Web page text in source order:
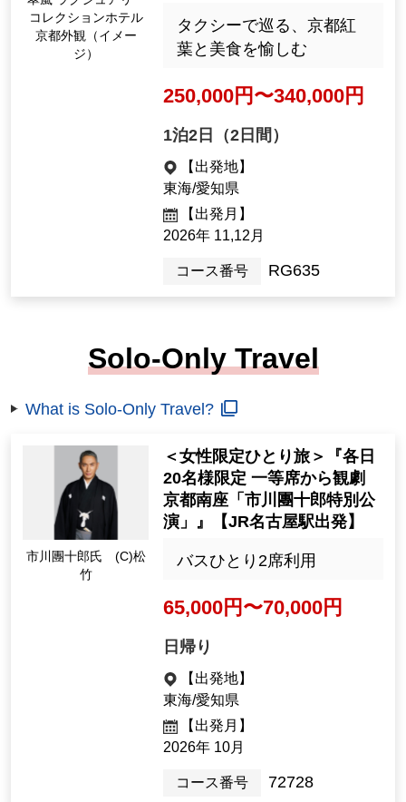
コレクションホテル
京都外観（イメー
ジ）
タクシーで巡る、京都紅
葉と美食を愉しむ
250,000円〜340,000円
1泊2日（2日間）
【出発地】
東海/愛知県
【出発月】
2026年 11,12月
コース番号 RG635
Solo-Only Travel
What is Solo-Only Travel?
市川團十郎氏 (C)松
竹
＜女性限定ひとり旅＞『各日
20名様限定 一等席から観劇
京都南座「市川團十郎特別公
演」』【JR名古屋駅出発】
バスひとり2席利用
65,000円〜70,000円
日帰り
【出発地】
東海/愛知県
【出発月】
2026年 10月
コース番号 72728